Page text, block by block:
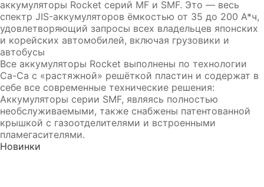
аккумуляторы Rocket серий MF и SMF. Это — весь
спектр JIS-аккумуляторов ёмкостью от 35 до 200 А*ч,
удовлетворяющий запросы всех владельцев японских
и корейских автомобилей, включая грузовики и
автобусы
Все аккумуляторы Rocket выполнены по технологии
Ca-Ca c «растяжной» решёткой пластин и содержат в
себе все современные технические решения:
Аккумуляторы серии SMF, являясь полностью
необслуживаемыми, также снабжены патентованной
крышкой с газоотделителями и встроенными
пламегасителями.
Новинки